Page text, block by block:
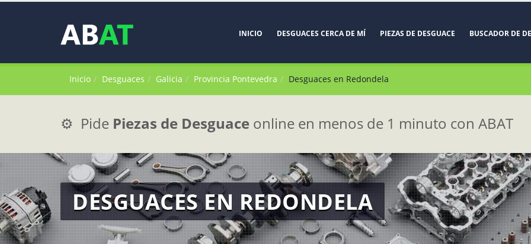
INICIO DESGUACES CERCA DE MÍ PIEZAS DE DESGUACE BUSCADOR DE
Inicio Desguaces Galicia Provincia Pontevedra Desguaces en Redondela
⚙️ Pide Piezas de Desguace online en menos de 1 minuto con ABAT
DESGUACES EN REDONDELA